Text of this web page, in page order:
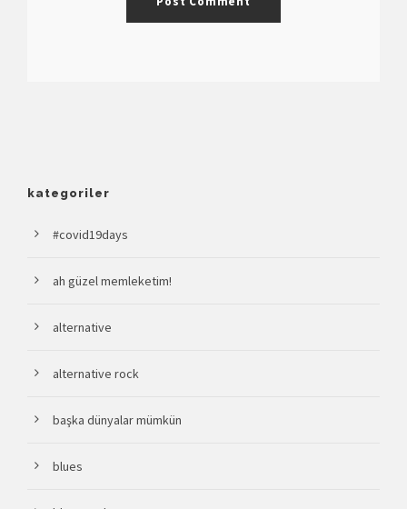
kategoriler
#covid19days
ah güzel memleketim!
alternative
alternative rock
başka dünyalar mümkün
blues